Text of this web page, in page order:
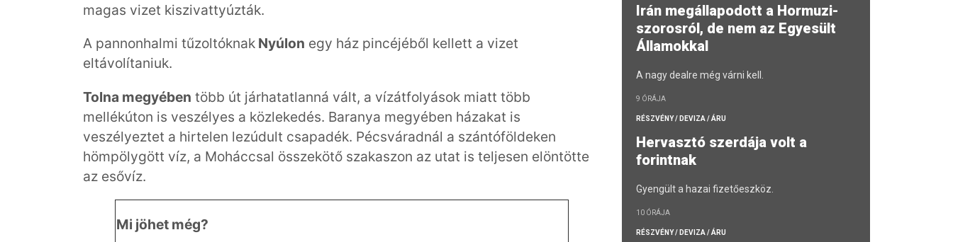
magas vizet kiszivattyúzták.
A pannonhalmi tűzoltóknak Nyúlon egy ház pincéjéből kellett a vizet
eltávolítaniuk.
Tolna megyében több út járhatatlanná vált, a vízátfolyások miatt több
mellékúton is veszélyes a közlekedés. Baranya megyében házakat is
veszélyeztet a hirtelen lezúdult csapadék. Pécsváradnál a szántóföldeken
hömpölygött víz, a Moháccsal összekötő szakaszon az utat is teljesen elöntötte
az esővíz.
Mi jöhet még?
Irán megállapodott a Hormuzi-
szorosról, de nem az Egyesült
Államokkal
A nagy dealre még várni kell.
9 ÓRÁJA
RÉSZVÉNY / DEVIZA / ÁRU
Hervasztó szerdája volt a
forintnak
Gyengült a hazai fizetőeszköz.
10 ÓRÁJA
RÉSZVÉNY / DEVIZA / ÁRU